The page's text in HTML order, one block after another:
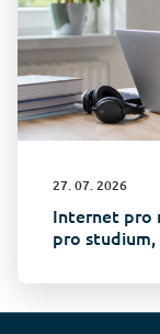
27. 07. 2026
Internet pro
pro